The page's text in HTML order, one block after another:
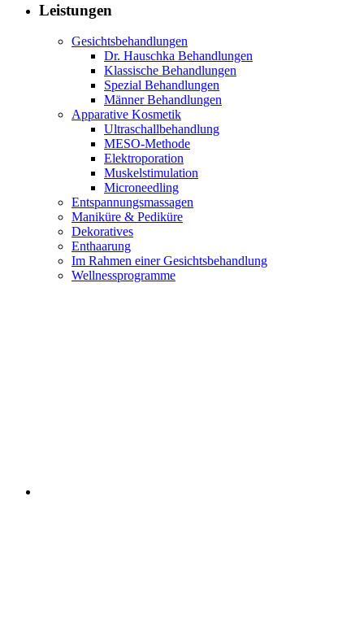
Leistungen
Gesichtsbehandlungen
Dr. Hauschka Behandlungen
Klassische Behandlungen
Spezial Behandlungen
Männer Behandlungen
Apparative Kosmetik
Ultraschallbehandlung
MESO-Methode
Elektroporation
Muskelstimulation
Microneedling
Entspannungsmassagen
Maniküre & Pediküre
Dekoratives
Enthaarung
Im Rahmen einer Gesichtsbehandlung
Wellnessprogramme